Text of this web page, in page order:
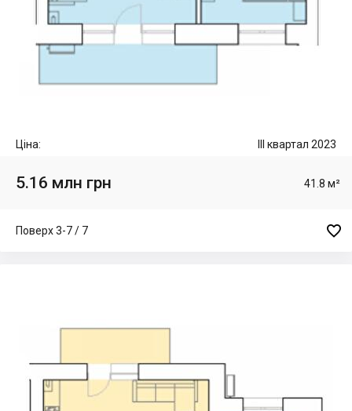
Ціна: III квартал 2023
5.16 млн грн 41.8 м²
Поверх 3-7 / 7 